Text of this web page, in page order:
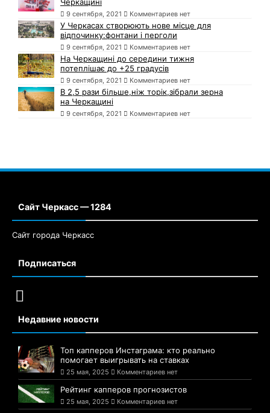
9 сентября, 2021 Комментариев нет
У Черкасах створюють нове місце для
відпочинку:фонтани і перголи
9 сентября, 2021 Комментариев нет
На Черкащині до середини тижня
потеплішає до +25 градусів
9 сентября, 2021 Комментариев нет
В 2,5 рази більше,ніж торік,зібрали зерна
на Черкащині
9 сентября, 2021 Комментариев нет
Сайт Черкасс — 1284
Сайт города Черкасс
Подписаться
Недавние новости
Топ капперов Инстаграма: кто реально
помогает выигрывать на ставках
25 мая, 2025 Комментариев нет
Рейтинг капперов прогнозистов
25 мая, 2025 Комментариев нет